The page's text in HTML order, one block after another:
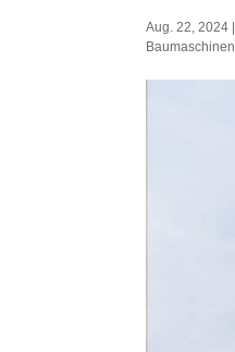
Aug. 22, 2024
Baumaschinen